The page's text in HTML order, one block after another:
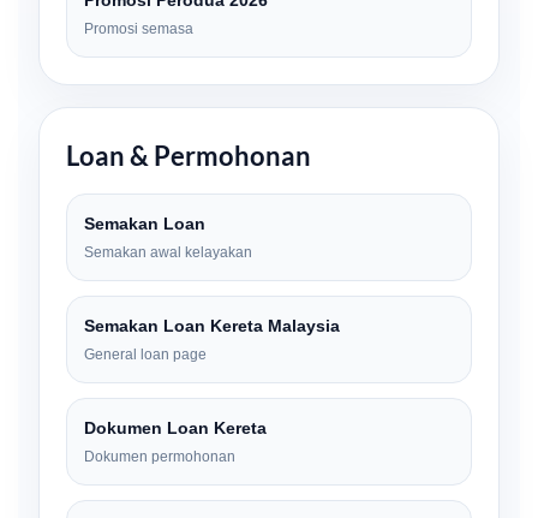
Promosi semasa
Loan & Permohonan
Semakan Loan
Semakan awal kelayakan
Semakan Loan Kereta Malaysia
General loan page
Dokumen Loan Kereta
Dokumen permohonan